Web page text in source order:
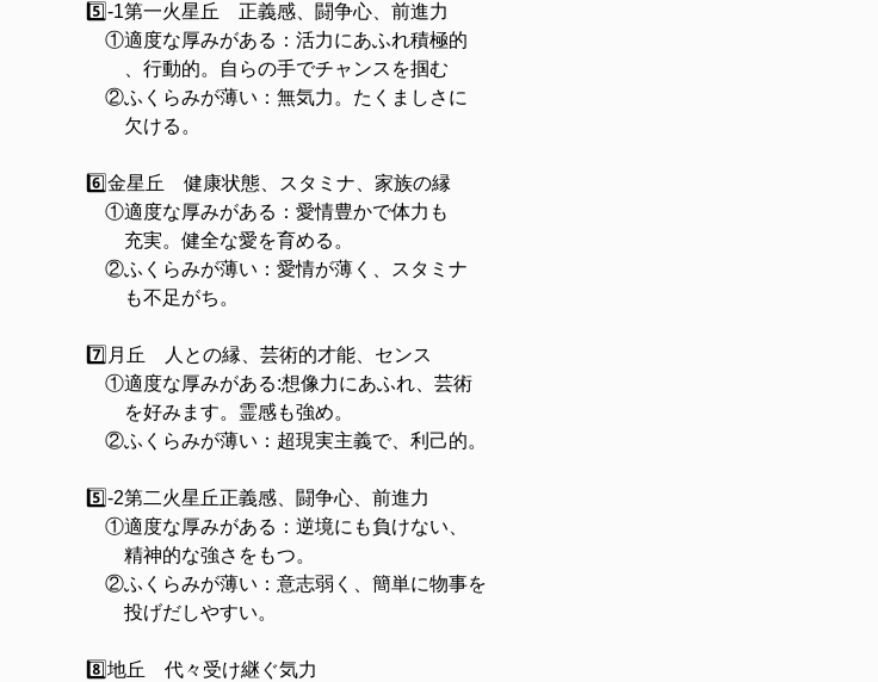
5️⃣-1第一火星丘 正義感、闘争心、前進力
①適度な厚みがある：活力にあふれ積極的
、行動的。自らの手でチャンスを掴む
②ふくらみが薄い：無気力。たくましさに
欠ける。
6️⃣金星丘 健康状態、スタミナ、家族の縁
①適度な厚みがある：愛情豊かで体力も
充実。健全な愛を育める。
②ふくらみが薄い：愛情が薄く、スタミナ
も不足がち。
7️⃣月丘 人との縁、芸術的才能、センス
①適度な厚みがある:想像力にあふれ、芸術
を好みます。霊感も強め。
②ふくらみが薄い：超現実主義で、利己的。
5️⃣-2第二火星丘正義感、闘争心、前進力
①適度な厚みがある：逆境にも負けない、
精神的な強さをもつ。
②ふくらみが薄い：意志弱く、簡単に物事を
投げだしやすい。
8️⃣地丘 代々受け継ぐ気力